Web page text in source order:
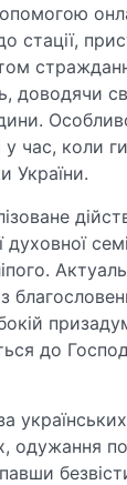
стації,
доводячи
час, коли
України.
до
одужання